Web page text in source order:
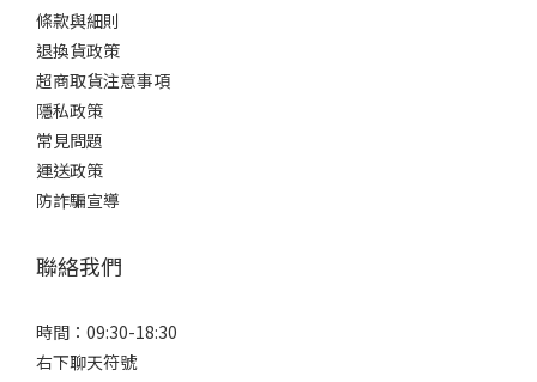
條款與細則
退換貨政策
超商取貨注意事項
隱私政策
常見問題
運送政策
防詐騙宣導
聯絡我們
時間：09:30-18:30
右下聊天符號